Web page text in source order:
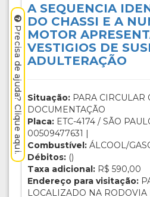
A SEQUENCIA
DO CHASSI E A
MOTOR
VESTIGIOS DE
ADULTERAÇÃO
Situação: PARA CIRCULAR
DOCUMENTAÇÃO
Placa: ETC-4174 / SÃO
00509477631 |
Combustível: ÁLCOOL/
Débitos: ()
Taxa adicional: R$ 590,00
Endereço para visitação:
LOCALIZADO NA RODOVIA
Precisa de ajuda? Clique aqui.